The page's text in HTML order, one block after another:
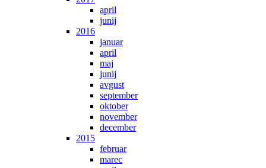
april
junij
2016
januar
april
maj
junij
avgust
september
oktober
november
december
2015
februar
marec